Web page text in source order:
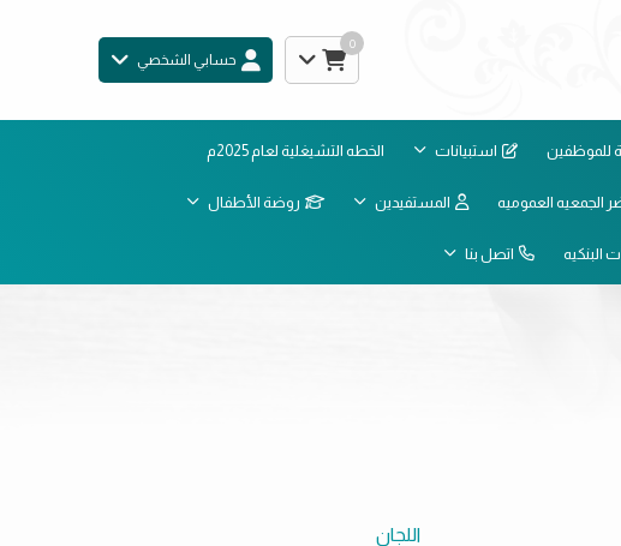
0
حسابي الشخصي
للموظفين استبيانات الخطه التشيغلية لعام 2025م
الجمعيه العموميه المستفيدين روضة الأطفال
البنكيه اتصل بنا
اللجان